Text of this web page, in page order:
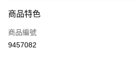
Apple Pay
街口支付
商品特色
商品編號
9457082